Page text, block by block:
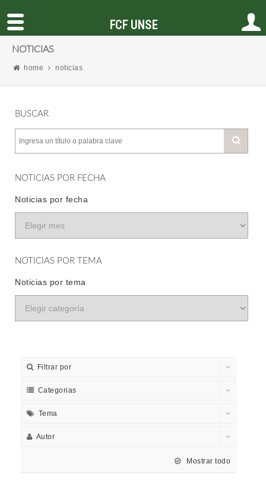
NOTICIAS
home noticias
BUSCAR
NOTICIAS POR FECHA
Noticias por fecha
NOTICIAS POR TEMA
Noticias por tema
Filtrar por
Categorias
Tema
Autor
Mostrar todo
FCF UNSE